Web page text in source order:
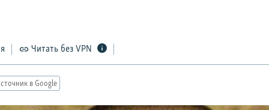
Читать без VPN
в Google